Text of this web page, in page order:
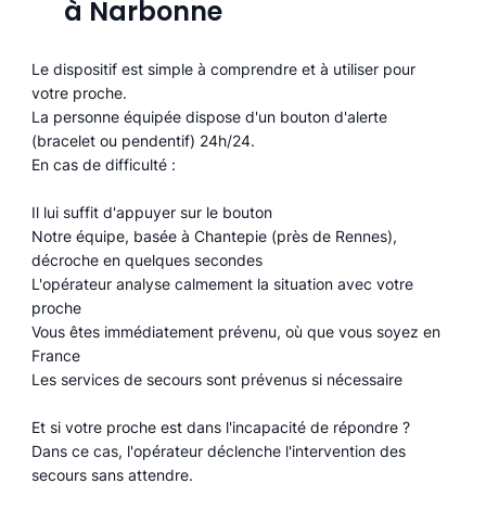
à Narbonne
Le dispositif est simple à comprendre et à utiliser pour
votre proche.
La personne équipée dispose d'un bouton d'alerte
(bracelet ou pendentif) 24h/24.
En cas de difficulté :
Il lui suffit d'appuyer sur le bouton
Notre équipe, basée à Chantepie (près de Rennes),
décroche en quelques secondes
L'opérateur analyse calmement la situation avec votre
proche
Vous êtes immédiatement prévenu, où que vous soyez en
France
Les services de secours sont prévenus si nécessaire
Et si votre proche est dans l'incapacité de répondre ?
Dans ce cas, l'opérateur déclenche l'intervention des
secours sans attendre.